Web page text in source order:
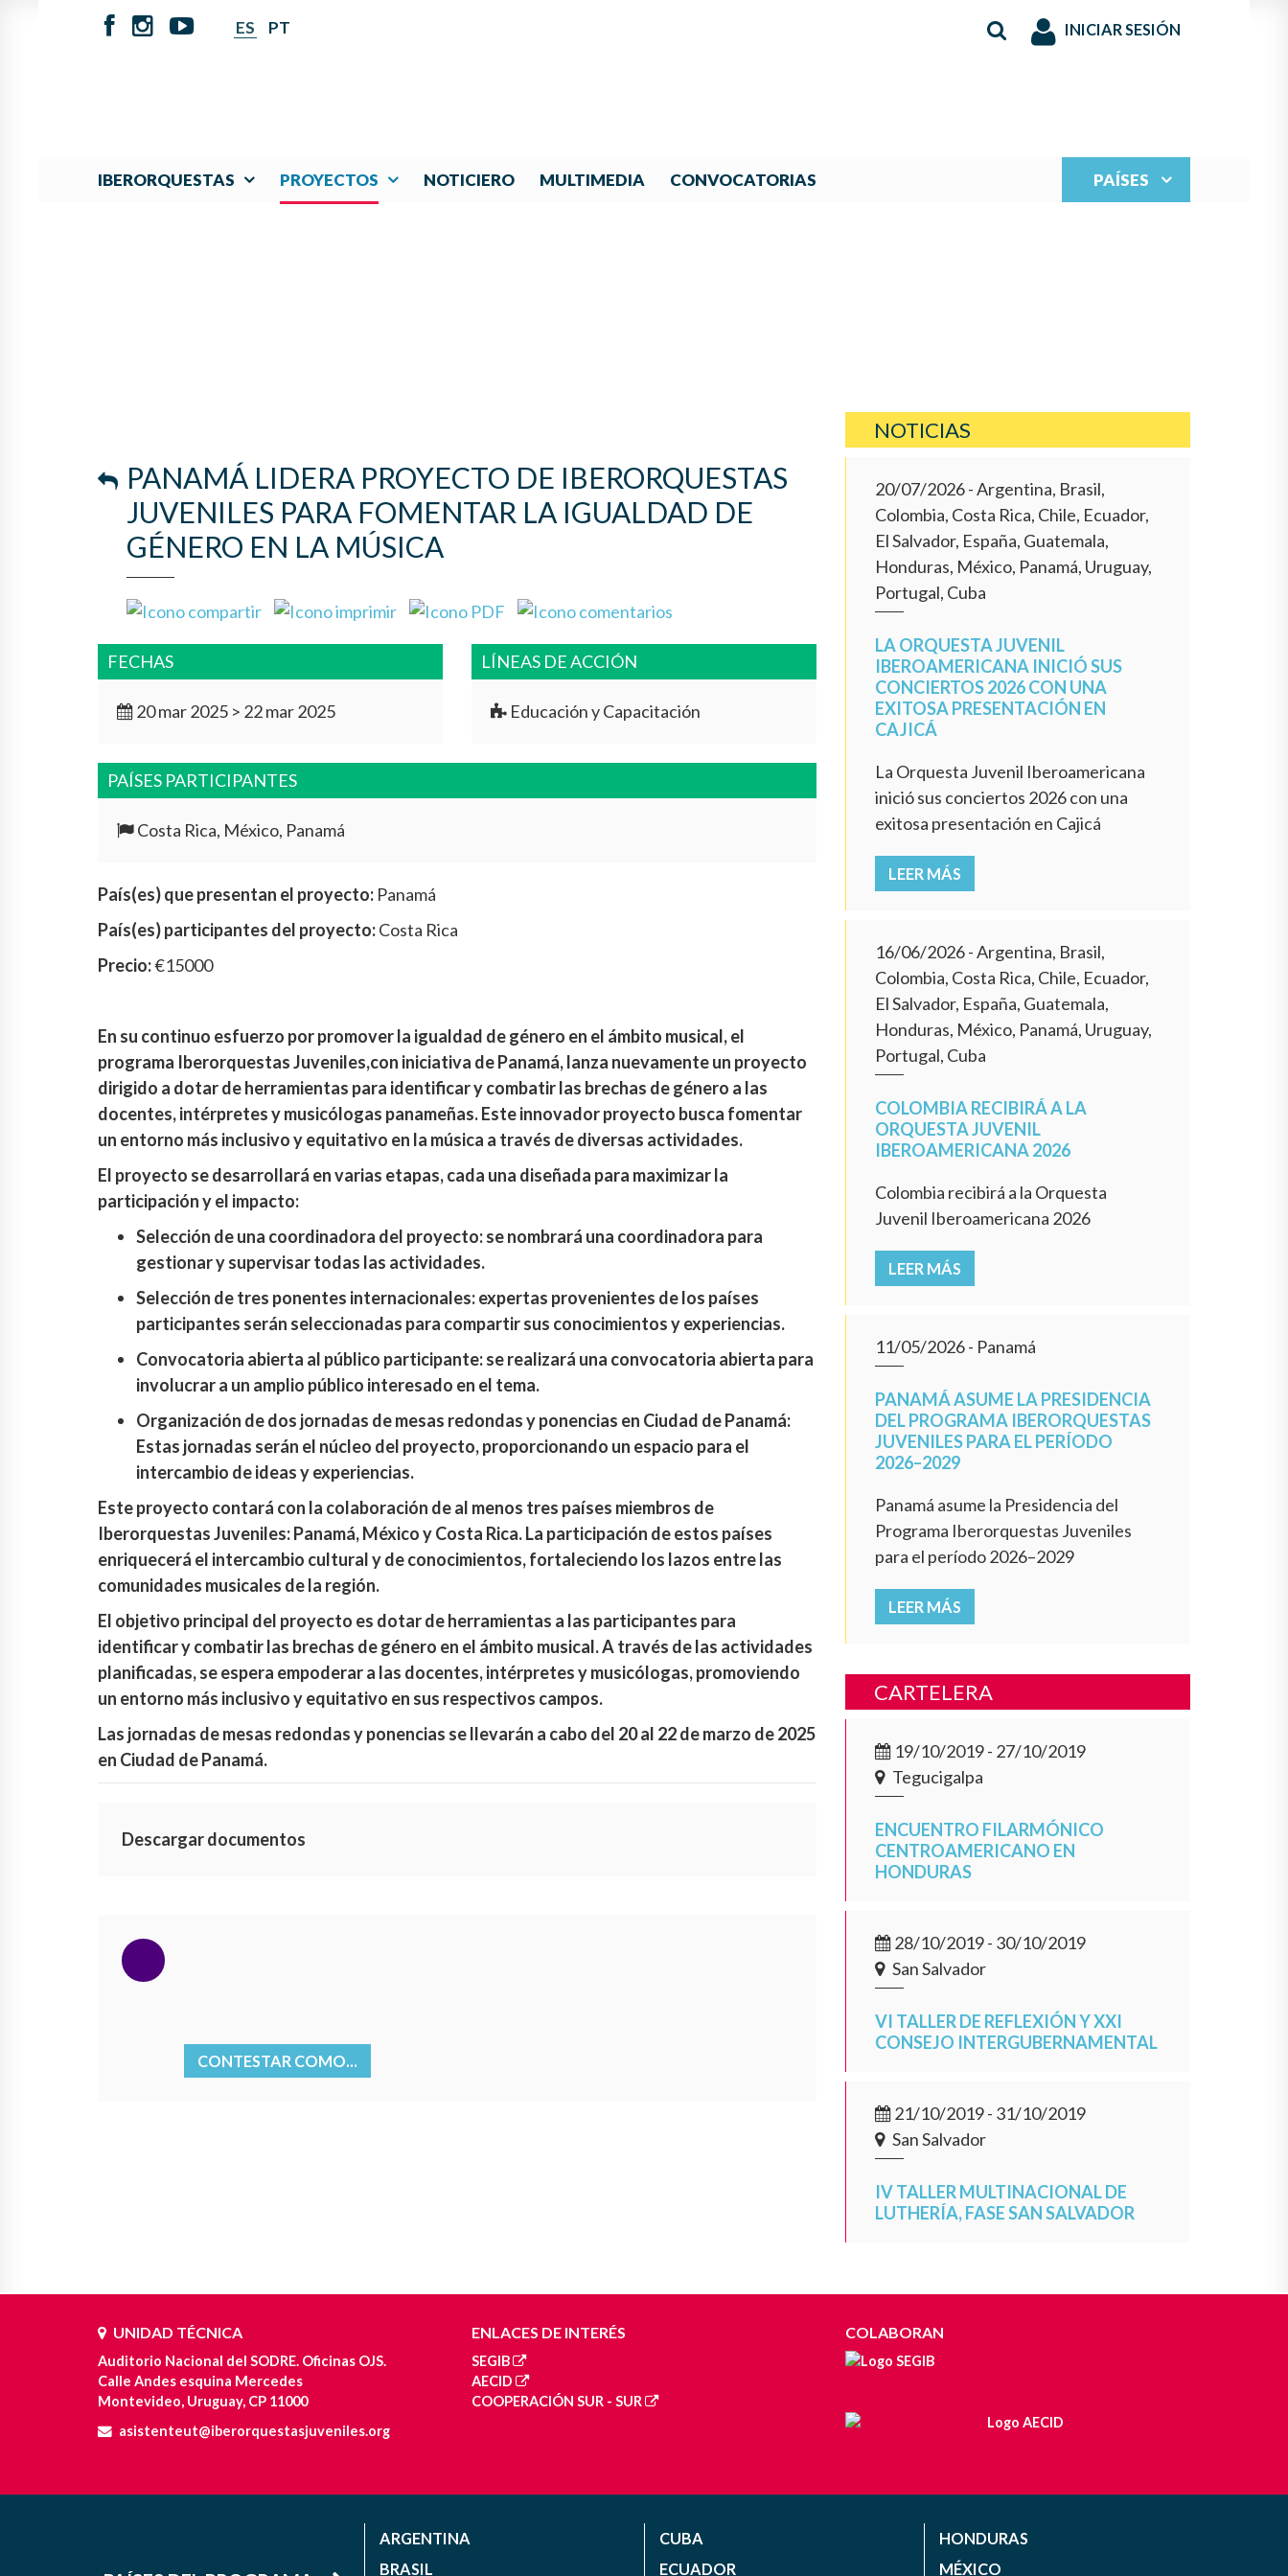
ES PT INICIAR SESIÓN
IBERORQUESTAS PROYECTOS NOTICIERO MULTIMEDIA CONVOCATORIAS PAÍSES
PANAMÁ LIDERA PROYECTO DE IBERORQUESTAS
JUVENILES PARA FOMENTAR LA IGUALDAD DE
GÉNERO EN LA MÚSICA
FECHAS
20 mar 2025 > 22 mar 2025
LÍNEAS DE ACCIÓN
Educación y Capacitación
PAÍSES PARTICIPANTES
Costa Rica, México, Panamá
País(es) que presentan el proyecto: Panamá
País(es) participantes del proyecto:Costa Rica
Precio:€15000
En su continuo esfuerzo por promover la igualdad de género en el ámbito musical, el
programa Iberorquestas Juveniles,con iniciativa de Panamá, lanza nuevamente un proyecto
dirigido a dotar de herramientas para identificar y combatir las brechas de género a las
docentes, intérpretes y musicólogas panameñas. Este innovador proyecto busca fomentar
un entorno más inclusivo y equitativo en la música a través de diversas actividades.
El proyecto se desarrollará en varias etapas, cada una diseñada para maximizar la
participación y el impacto:
Selección de una coordinadora del proyecto: se nombrará una coordinadora para
gestionar y supervisar todas las actividades.
Selección de tres ponentes internacionales: expertas provenientes de los países
participantes serán seleccionadas para compartir sus conocimientos y experiencias.
Convocatoria abierta al público participante: se realizará una convocatoria abierta para
involucrar a un amplio público interesado en el tema.
Organización de dos jornadas de mesas redondas y ponencias en Ciudad de Panamá:
Estas jornadas serán el núcleo del proyecto, proporcionando un espacio para el
intercambio de ideas y experiencias.
Este proyecto contará con la colaboración de al menos tres países miembros de
Iberorquestas Juveniles: Panamá, México y Costa Rica. La participación de estos países
enriquecerá el intercambio cultural y de conocimientos, fortaleciendo los lazos entre las
comunidades musicales de la región.
El objetivo principal del proyecto es dotar de herramientas a las participantes para
identificar y combatir las brechas de género en el ámbito musical. A través de las actividades
planificadas, se espera empoderar a las docentes, intérpretes y musicólogas, promoviendo
un entorno más inclusivo y equitativo en sus respectivos campos.
Las jornadas de mesas redondas y ponencias se llevarán a cabo del 20 al 22 de marzo de 2025
en Ciudad de Panamá.
Descargar documentos
CONTESTAR COMO...
NOTICIAS
20/07/2026- Argentina, Brasil,
Colombia, Costa Rica, Chile, Ecuador,
El Salvador, España, Guatemala,
Honduras, México, Panamá, Uruguay,
Portugal, Cuba
LA ORQUESTA JUVENIL
IBEROAMERICANA INICIÓ SUS
CONCIERTOS 2026 CON UNA
EXITOSA PRESENTACIÓN EN
CAJICÁ
La Orquesta Juvenil Iberoamericana
inició sus conciertos 2026 con una
exitosa presentación en Cajicá
LEER MÁS
16/06/2026- Argentina, Brasil,
Colombia, Costa Rica, Chile, Ecuador,
El Salvador, España, Guatemala,
Honduras, México, Panamá, Uruguay,
Portugal, Cuba
COLOMBIA RECIBIRÁ A LA
ORQUESTA JUVENIL
IBEROAMERICANA 2026
Colombia recibirá a la Orquesta
Juvenil Iberoamericana 2026
LEER MÁS
11/05/2026- Panamá
PANAMÁ ASUME LA PRESIDENCIA
DEL PROGRAMA IBERORQUESTAS
JUVENILES PARA EL PERÍODO
2026–2029
Panamá asume la Presidencia del
Programa Iberorquestas Juveniles
para el período 2026–2029
LEER MÁS
CARTELERA
19/10/2019 - 27/10/2019
Tegucigalpa
ENCUENTRO FILARMÓNICO
CENTROAMERICANO EN
HONDURAS
28/10/2019 - 30/10/2019
San Salvador
VI TALLER DE REFLEXIÓN Y XXI
CONSEJO INTERGUBERNAMENTAL
21/10/2019 - 31/10/2019
San Salvador
IV TALLER MULTINACIONAL DE
LUTHERÍA, FASE SAN SALVADOR
UNIDAD TÉCNICA
Auditorio Nacional del SODRE. Oficinas OJS.
Calle Andes esquina Mercedes
Montevideo, Uruguay, CP 11000
asistenteut@iberorquestasjuveniles.org
ENLACES DE INTERÉS
SEGIB
AECID
COOPERACIÓN SUR - SUR
COLABORAN
ARGENTINA
BRASIL
CUBA
ECUADOR
HONDURAS
MÉXICO